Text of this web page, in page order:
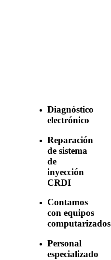
Diagnóstico
electrónico
Reparación
de sistema
de
inyección
CRDI
Contamos
con equipos
computarizados
Personal
especializado